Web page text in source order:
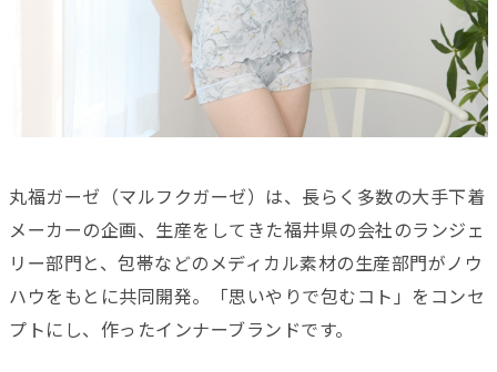
丸福ガーゼ（マルフクガーゼ）は、長らく多数の大手下着
メーカーの企画、生産をしてきた福井県の会社のランジェ
リー部門と、包帯などのメディカル素材の生産部門がノウ
ハウをもとに共同開発。「思いやりで包むコト」をコンセ
プトにし、作ったインナーブランドです。